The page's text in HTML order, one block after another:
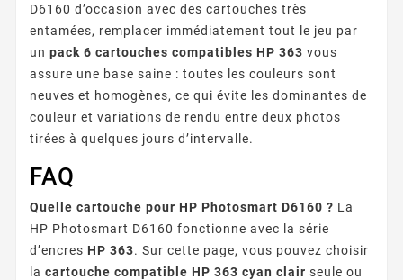
D6160 d’occasion avec des cartouches très
entamées, remplacer immédiatement tout le jeu par
un pack 6 cartouches compatibles HP 363 vous
assure une base saine : toutes les couleurs sont
neuves et homogènes, ce qui évite les dominantes de
couleur et variations de rendu entre deux photos
tirées à quelques jours d’intervalle.
FAQ
Quelle cartouche pour HP Photosmart D6160 ? La
HP Photosmart D6160 fonctionne avec la série
d’encres HP 363. Sur cette page, vous pouvez choisir
la cartouche compatible HP 363 cyan clair seule ou